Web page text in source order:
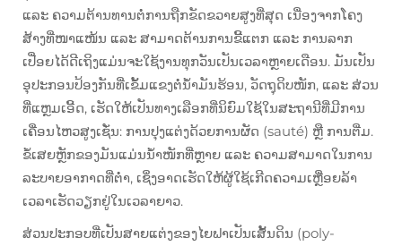
ແລະ ຄວາມຕ້ານທານຕໍ່ການຖືກຂັດຂວາຍສູງທີ່ສຸດ ເນື່ອງຈາກໂຄງ
ສ້າງທີ່ໜາແໜ້ນ ແລະ ສາມາດຕ້ານການຂີ້ແຕກ ແລະ ການລາກ
ເປື່ອຍໄດ້ດີເຖິງແມ່ນຈະໃຊ້ງານທຸກວັນເປັນເວລາຫຼາຍເດືອນ. ມັນເປັນ
ອຸປະກອນປ້ອງກັນທີ່ເຂັ້ມແຂງຕໍ່ນ້ຳມັນຮ້ອນ, ວັດຖຸດິບໜັກ, ແລະ ສ່ວນ
ທີ່ແຫຼມເອີ້ດ, ເຮັດໃຫ້ເປັນທາງເລືອກທີ່ນິຍົມໃຊ້ໃນສະຖານີທີ່ມີການ
ເຄື່ອນໄຫວສູງເຊັ່ນ: ການປຸງແຕ່ງດ້ວຍການຜັດ (sauté) ຫຼື ການຕີ່ມ.
ຂໍ້ເສຍຫຼັກຂອງມັນແມ່ນນ້ຳໜັກທີ່ຫຼາຍ ແລະ ຄວາມສາມາດໃນການ
ລະບາຍອາກາດທີ່ຕ່ຳ, ເຊິ່ງອາດເຮັດໃຫ້ຜູ້ໃຊ້ເກີດຄວາມເຫຼື່ອຍລ້າ
ເວລາເຮັດວຽກຢູ່ໃນເວລາຍາວ.
ສ່ວນປະກອບທີ່ເປັນສາຍແຕ່ງຂອງໄຍຟາເປັນເສັ້ນດິນ (poly-